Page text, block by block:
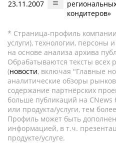
23.11.2007
кондитеров»
* Страница-профиль
услуги), технологии, персоны
на основе анализа архива
Обрабатываются тексты всех
(новости, включая "Главные
аналитические обзоры
содержание партнёрских
больше публикаций на
или продукта/услуги, тем
Профиль может быть
информацией, в т.ч.
продукте/услуге.